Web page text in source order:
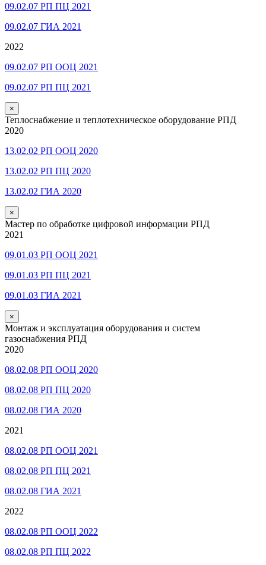
09.02.07 РП ПЦ 2021
09.02.07 ГИА 2021
2022
09.02.07 РП ООЦ 2021
09.02.07 РП ПЦ 2021
×
Теплоснабжение и теплотехническое оборудование РПД
2020
13.02.02 РП ООЦ 2020
13.02.02 РП ПЦ 2020
13.02.02 ГИА 2020
×
Мастер по обработке цифровой информации РПД
2021
09.01.03 РП ООЦ 2021
09.01.03 РП ПЦ 2021
09.01.03 ГИА 2021
×
Монтаж и эксплуатация оборудования и систем
газоснабжения РПД
2020
08.02.08 РП ООЦ 2020
08.02.08 РП ПЦ 2020
08.02.08 ГИА 2020
2021
08.02.08 РП ООЦ 2021
08.02.08 РП ПЦ 2021
08.02.08 ГИА 2021
2022
08.02.08 РП ООЦ 2022
08.02.08 РП ПЦ 2022